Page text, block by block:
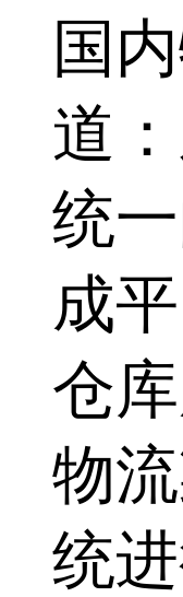
国
道
统
成
仓
物
统